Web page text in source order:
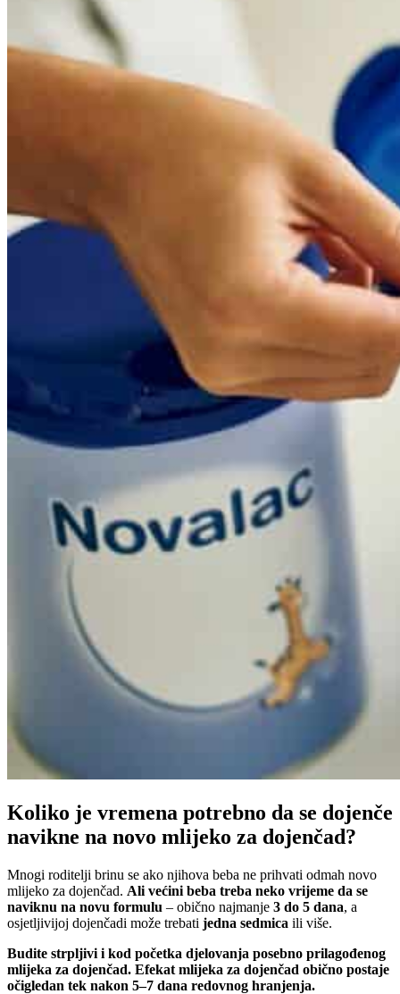
Koliko je vremena potrebno da se dojenče
navikne na novo mlijeko za dojenčad?
Mnogi roditelji brinu se ako njihova beba ne prihvati odmah novo
mlijeko za dojenčad. Ali većini beba treba neko vrijeme da se
naviknu na novu formulu – obično najmanje 3 do 5 dana, a
osjetljivijoj dojenčadi može trebati jedna sedmica ili više.
Budite strpljivi i kod početka djelovanja posebno prilagođenog
mlijeka za dojenčad. Efekat mlijeka za dojenčad obično postaje
očigledan tek nakon 5–7 dana redovnog hranjenja.